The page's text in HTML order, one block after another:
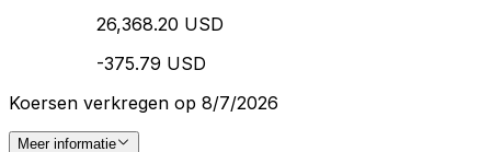
26,368.20 USD
-375.79 USD
Koersen verkregen op 8/7/2026
Meer informatie